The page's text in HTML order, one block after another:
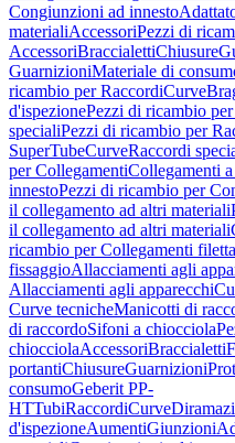
Congiunzioni ad innesto
materialiAccessoriPezzi di
AccessoriBraccialettiChiusure
GuarnizioniMateriale di
ricambio per RaccordiCurve
d'ispezionePezzi di ricambio
specialiPezzi di ricambio per
SuperTubeCurveRaccordi
per CollegamentiCollegamenti a
innestoPezzi di ricambio per
il collegamento ad altri materiali
il collegamento ad altri materiali
ricambio per Collegamenti
fissaggioAllacciamenti agli
Allacciamenti agli apparecchi
Curve tecnicheManicotti di
di raccordoSifoni a chiocciola
chiocciolaAccessoriBraccialetti
portantiChiusureGuarnizioni
consumoGeberit PP-
HTTubiRaccordiCurve
d'ispezioneAumentiGiunzioni